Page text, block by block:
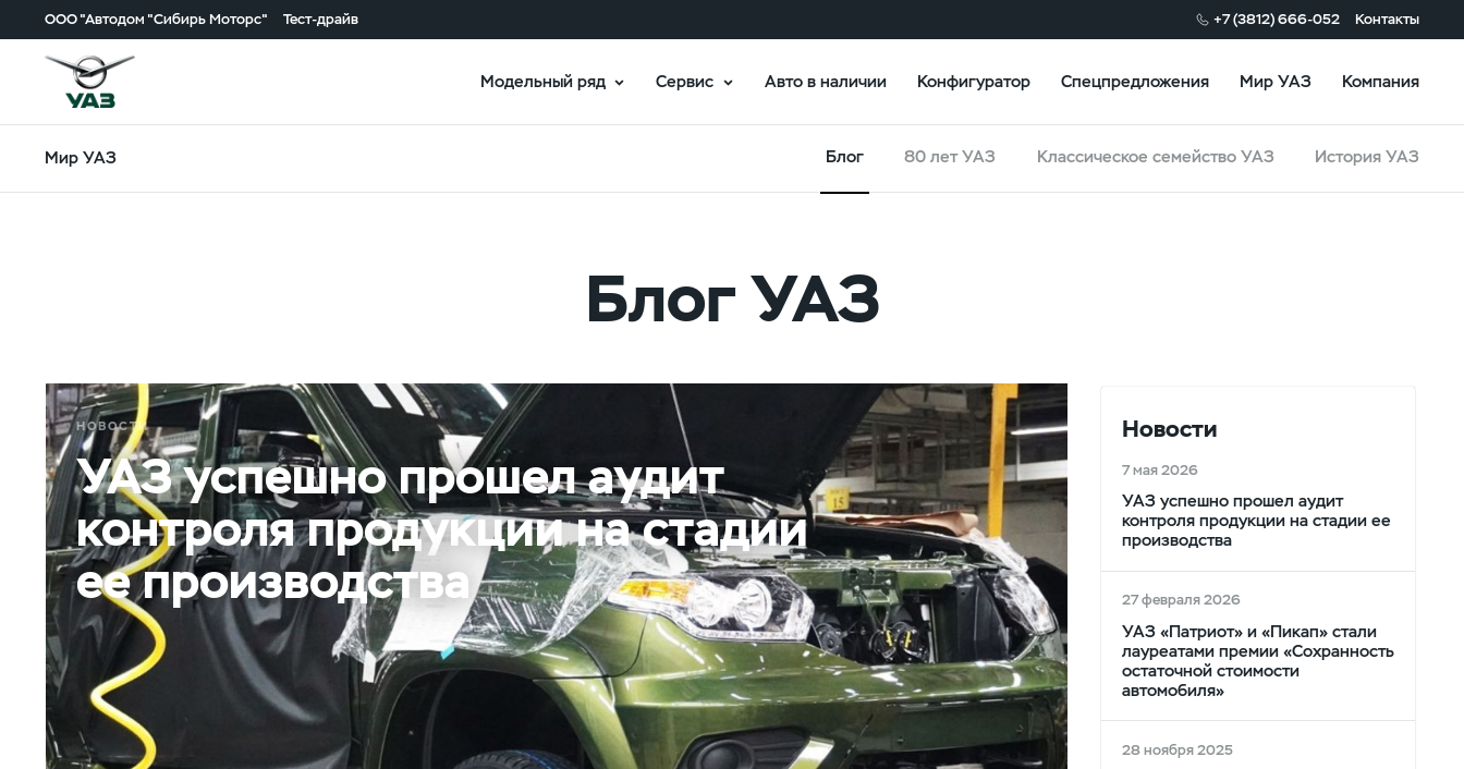
ООО "Автодом "Сибирь Моторс" Тест-драйв +7 (3812) 666-052 Контакты
Модельный ряд Сервис Авто в наличии Конфигуратор Спецпредложения Мир УАЗ Компания
Мир УАЗ Блог 80 лет УАЗ Классическое семейство УАЗ История УАЗ
Блог УАЗ
НОВОСТИ
УАЗ успешно прошел аудит
контроля продукции на стадии
ее производства
Новости
7 мая 2026
УАЗ успешно прошел аудит
контроля продукции на стадии ее
производства
27 февраля 2026
УАЗ «Патриот» и «Пикап» стали
лауреатами премии «Сохранность
остаточной стоимости
автомобиля»
28 ноября 2025